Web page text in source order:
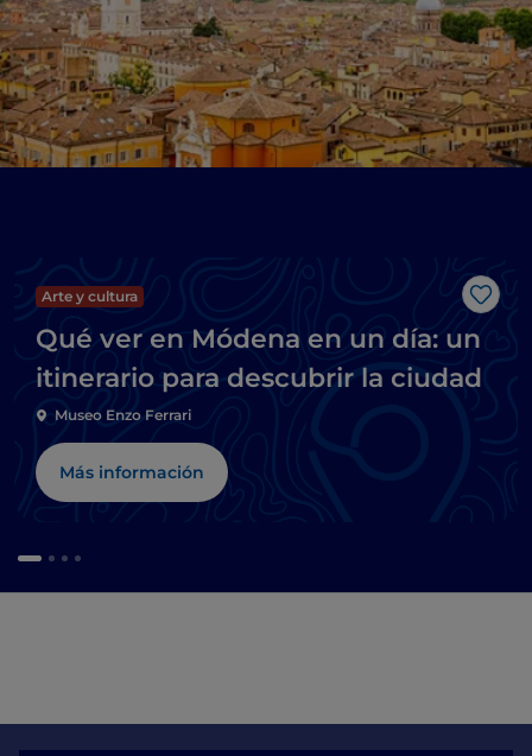
Me
Arte y cultura
Qué ver en Módena en un día: un
itinerario para descubrir la ciudad
Museo Enzo Ferrari
Más información